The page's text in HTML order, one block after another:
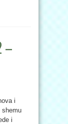
–
i
shemu
i